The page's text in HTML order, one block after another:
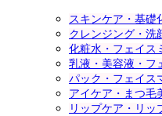
スキンケア・基礎
クレンジング・洗
化粧水・フェイス
乳液・美容液・フ
パック・フェイス
アイケア・まつ毛
リップケア・リッ